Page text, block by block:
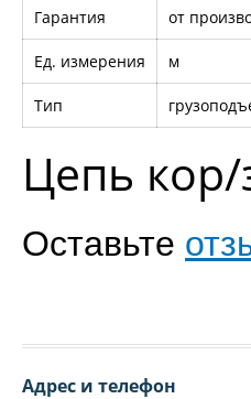
Гарантия от
Ед. измерения м
Тип
Цепь
Оставьте
Адрес и телефон